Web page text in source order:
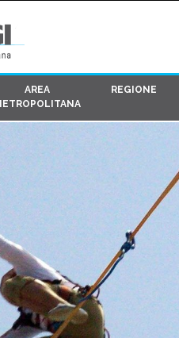
AREA
REGIONE